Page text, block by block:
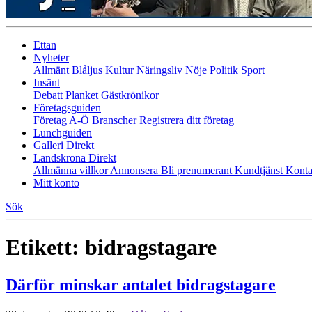
Ettan
Nyheter
Allmänt Blåljus KulturNäringsliv Nöje Politik Sport
Insänt
Debatt Planket Gästkrönikor
Företagsguiden
Företag A-Ö BranscherRegistrera ditt företag
Lunchguiden
Galleri Direkt
Landskrona Direkt
Allmänna villkorAnnonsera Bli prenumerant Kundtjänst
Mitt konto
Sök
Etikett: bidragstagare
Därför minskar antalet bidragstagare